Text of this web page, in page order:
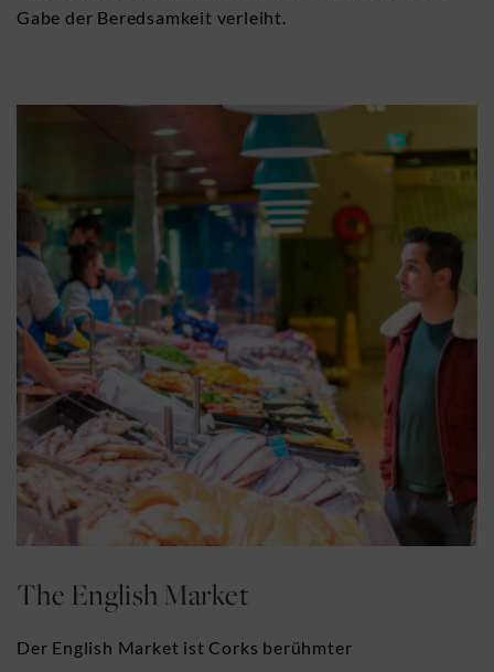
Gabe der Beredsamkeit verleiht.
The English Market
Der English Market ist Corks berühmter